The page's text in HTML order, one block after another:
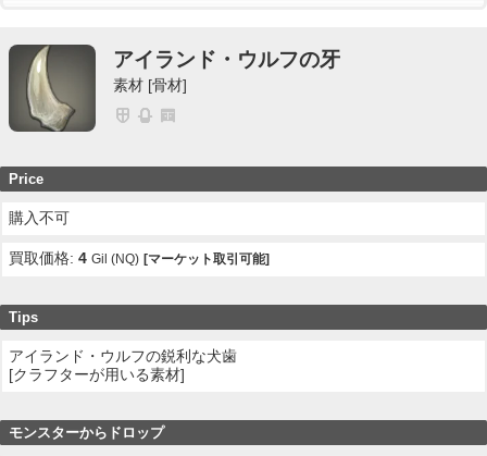
アイランド・ウルフの牙
素材 [骨材]
Price
購入不可
買取価格:4 Gil (NQ) [マーケット取引可能]
Tips
アイランド・ウルフの鋭利な犬歯
[クラフターが用いる素材]
モンスターからドロップ